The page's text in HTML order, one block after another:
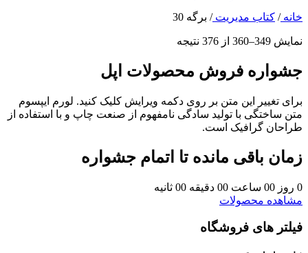
خانه/ کتاب مدیریت/ برگه 30
نمایش 349–360 از 376 نتیجه
جشواره فروش محصولات اپل
برای تغییر این متن بر روی دکمه ویرایش کلیک کنید. لورم ایپسوم
متن ساختگی با تولید سادگی نامفهوم از صنعت چاپ و با استفاده از
طراحان گرافیک است.
زمان باقی مانده تا اتمام جشواره
0 روز 00 ساعت 00 دقیقه 00 ثانیه
مشاهده محصولات
فیلتر های فروشگاه